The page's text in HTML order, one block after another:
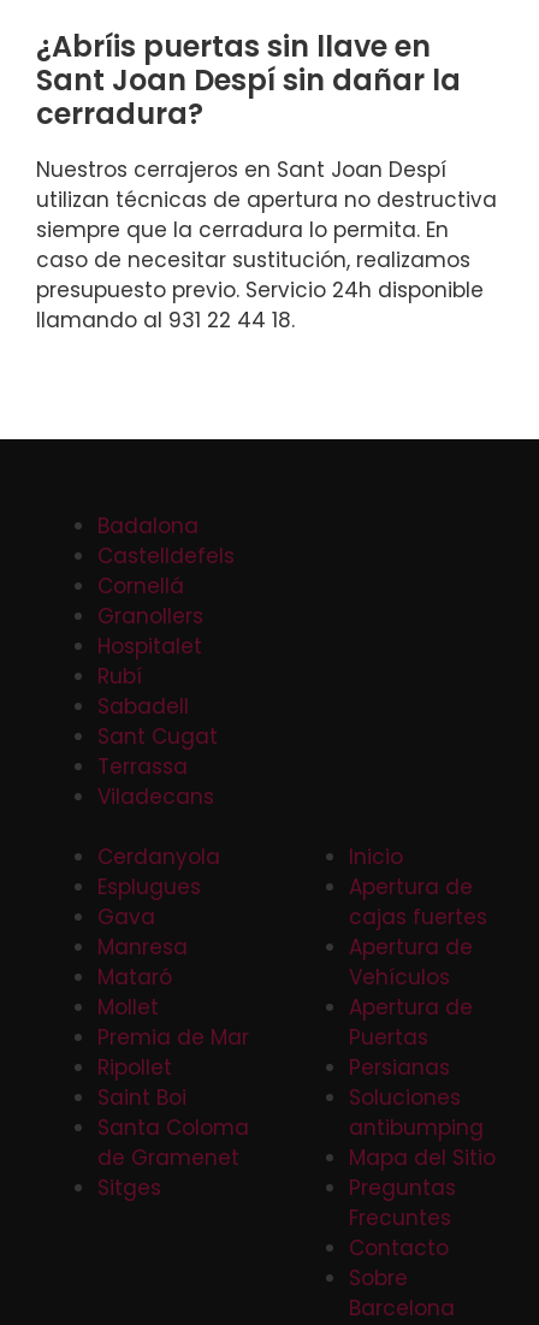
¿Abríis puertas sin llave en
Sant Joan Despí sin dañar la
cerradura?
Nuestros cerrajeros en Sant Joan Despí
utilizan técnicas de apertura no destructiva
siempre que la cerradura lo permita. En
caso de necesitar sustitución, realizamos
presupuesto previo. Servicio 24h disponible
llamando al 931 22 44 18.
Badalona
Castelldefels
Cornellá
Granollers
Hospitalet
Rubí
Sabadell
Sant Cugat
Terrassa
Viladecans
Cerdanyola
Esplugues
Gava
Manresa
Mataró
Mollet
Premia de Mar
Ripollet
Saint Boi
Santa Coloma
de Gramenet
Sitges
Inicio
Apertura de
cajas fuertes
Apertura de
Vehículos
Apertura de
Puertas
Persianas
Soluciones
antibumping
Mapa del Sitio
Preguntas
Frecuntes
Contacto
Sobre
Barcelona